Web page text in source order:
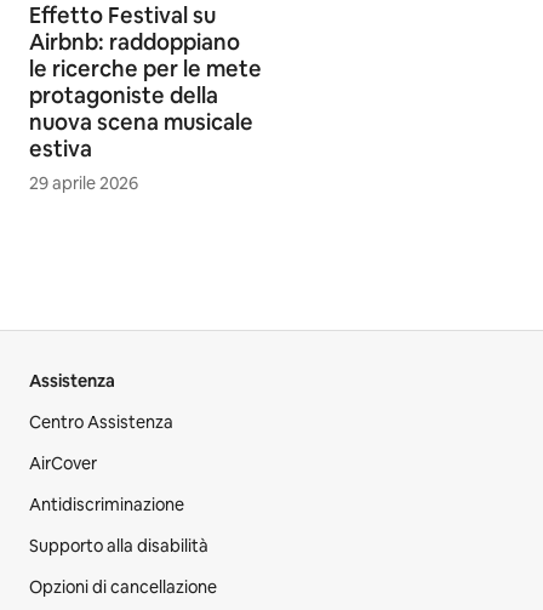
Effetto Festival su
Airbnb: raddoppiano
le ricerche per le mete
protagoniste della
nuova scena musicale
estiva
29 aprile 2026
Assistenza
Centro Assistenza
AirCover
Antidiscriminazione
Supporto alla disabilità
Opzioni di cancellazione